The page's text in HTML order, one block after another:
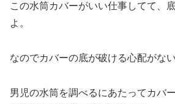
この水筒カバーがいい仕事してて、
よ。
なのでカバーの底が破ける心配がな
男児の水筒を調べるにあたってカバ